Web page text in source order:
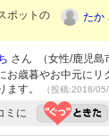
ポットの
たか
さん （女性/鹿児島
お歳暮やお中元に
ます。
（投稿:2018/
ミに